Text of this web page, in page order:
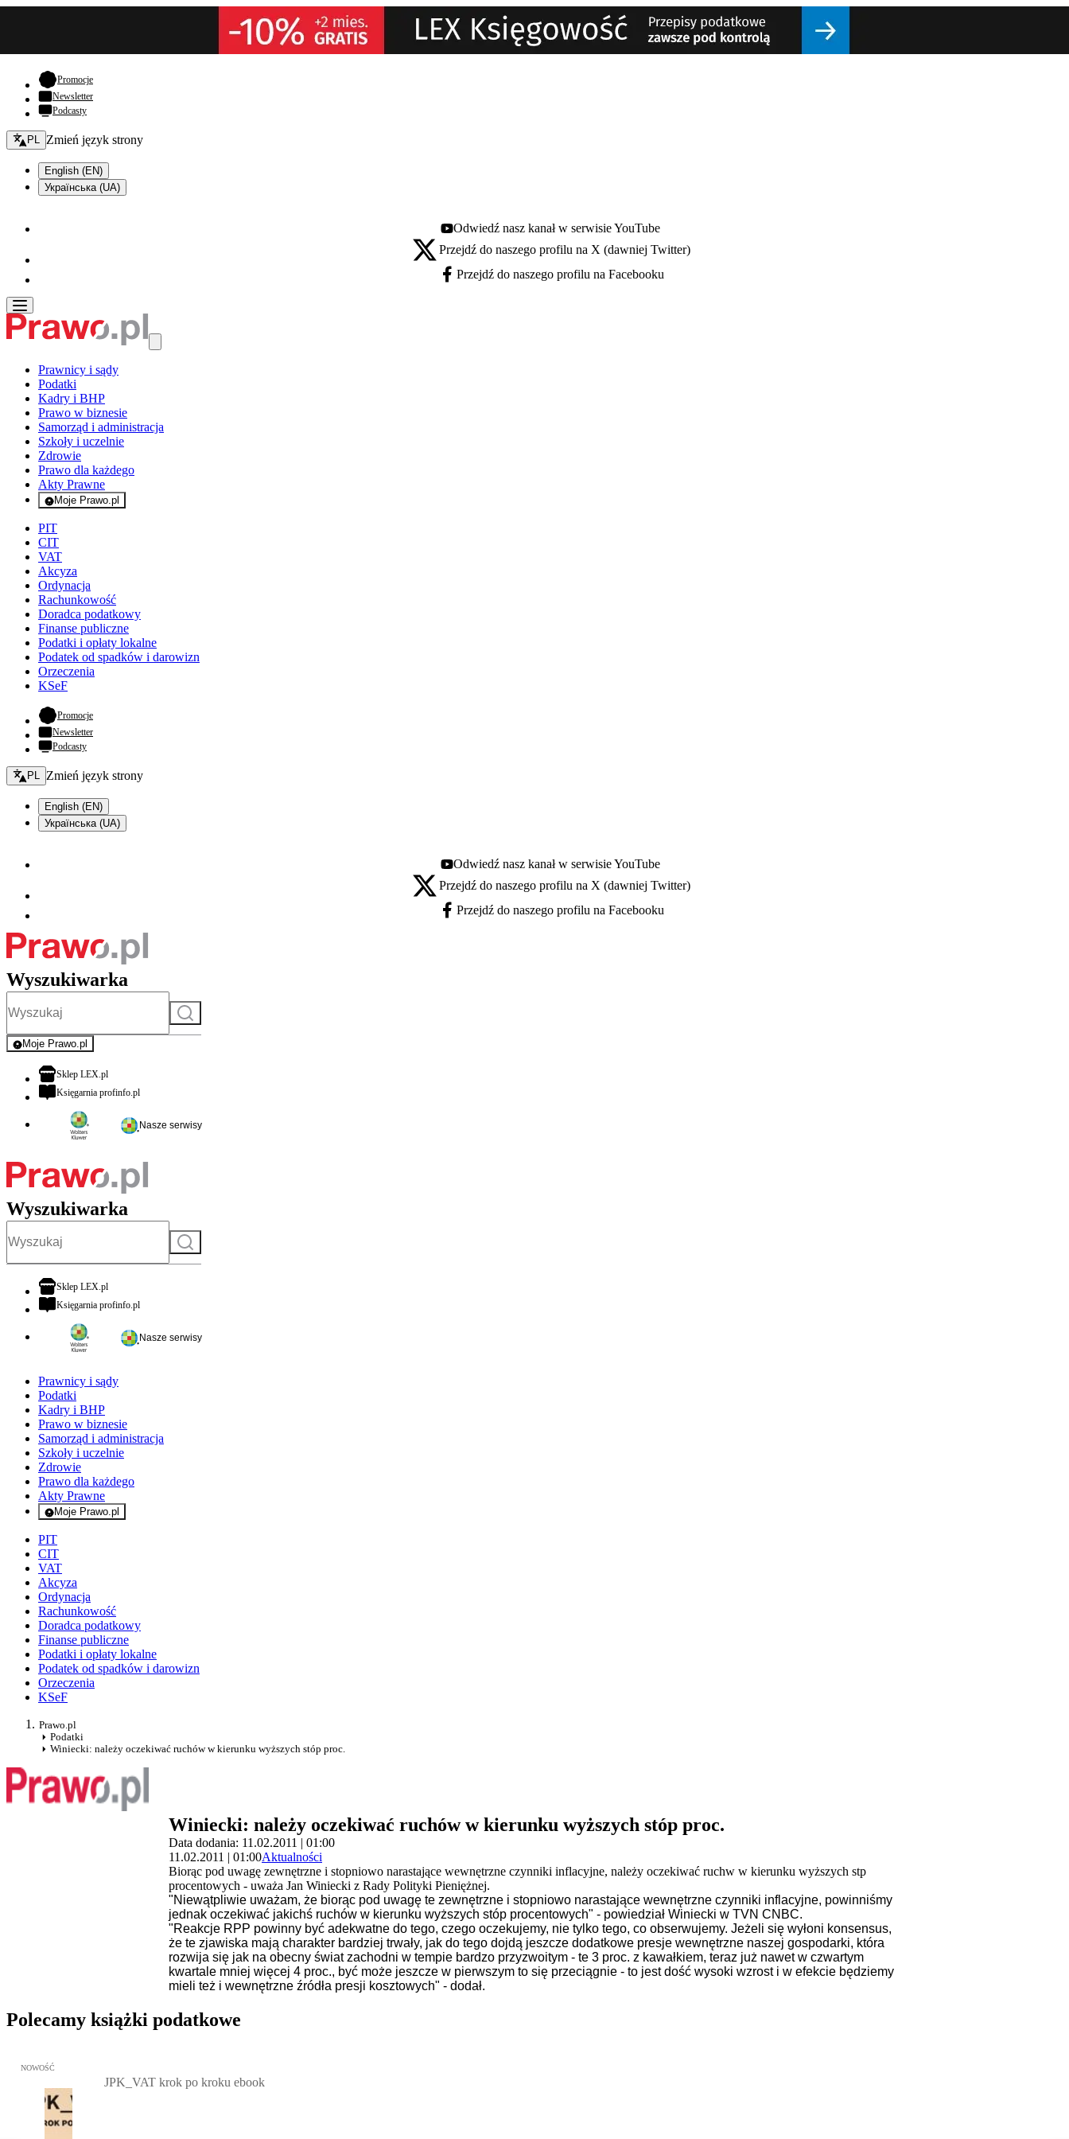
Promocje- otwiera się w nowej karcie
Newsletter
Podcasty
Zmień język - bieżący:
PL Zmień język strony
English (EN)
Українська (UA)
Youtube - otwiera się w nowej karcie
Odwiedź nasz kanał w serwisie YouTube
X - otwiera się w nowej karcie
Przejdź do naszego profilu na X (dawniej Twitter)
Facebook - otwiera się w nowej karcie
Przejdź do naszego profilu na Facebooku
Prawnicy i sądy
Podatki
Kadry i BHP
Prawo w biznesie
Samorząd i administracja
Szkoły i uczelnie
Zdrowie
Prawo dla każdego
Akty Prawne
Moje Prawo.pl
- rejestracja i logowanie do serwisu
PIT
CIT
VAT
Akcyza
Ordynacja
Rachunkowość
Doradca podatkowy
Finanse publiczne
Podatki i opłaty lokalne
Podatek od spadków i darowizn
Orzeczenia
KSeF
Promocje- otwiera się w nowej karcie
Newsletter
Podcasty
Zmień język - bieżący:
PL Zmień język strony
English (EN)
Українська (UA)
Youtube - otwiera się w nowej karcie
Odwiedź nasz kanał w serwisie YouTube
X - otwiera się w nowej karcie
Przejdź do naszego profilu na X (dawniej Twitter)
Facebook - otwiera się w nowej karcie
Przejdź do naszego profilu na Facebooku
Wyszukiwarka
Szukaj
Moje Prawo.pl
- rejestracja i logowanie do serwisu
Sklep LEX.plotwiera się w nowej karcie
Księgarnia profinfo.plotwiera się w nowej karcie
Nasze serwisy
Wyszukiwarka
Szukaj
Sklep LEX.plotwiera się w nowej karcie
Księgarnia profinfo.plotwiera się w nowej karcie
Nasze serwisy
Prawnicy i sądy
Podatki
Kadry i BHP
Prawo w biznesie
Samorząd i administracja
Szkoły i uczelnie
Zdrowie
Prawo dla każdego
Akty Prawne
Moje Prawo.pl
- rejestracja i logowanie do serwisu
PIT
CIT
VAT
Akcyza
Ordynacja
Rachunkowość
Doradca podatkowy
Finanse publiczne
Podatki i opłaty lokalne
Podatek od spadków i darowizn
Orzeczenia
KSeF
Prawo.pl
Podatki
Winiecki: należy oczekiwać ruchów w kierunku wyższych stóp proc.
Winiecki: należy oczekiwać ruchów w kierunku wyższych stóp proc.
Data dodania: 11.02.2011 | 01:00
11.02.2011 | 01:00Aktualności
Biorąc pod uwagę zewnętrzne i stopniowo narastające wewnętrzne czynniki inflacyjne, należy oczekiwać ruchw w kierunku wyższych stp
procentowych - uważa Jan Winiecki z Rady Polityki Pieniężnej.
"Niewątpliwie uważam, że biorąc pod uwagę te zewnętrzne i stopniowo narastające wewnętrzne czynniki inflacyjne, powinniśmy
jednak oczekiwać jakichś ruchów w kierunku wyższych stóp procentowych" - powiedział Winiecki w TVN CNBC.
"Reakcje RPP powinny być adekwatne do tego, czego oczekujemy, nie tylko tego, co obserwujemy. Jeżeli się wyłoni konsensus,
że te zjawiska mają charakter bardziej trwały, jak do tego dojdą jeszcze dodatkowe presje wewnętrzne naszej gospodarki, która
rozwija się jak na obecny świat zachodni w tempie bardzo przyzwoitym - te 3 proc. z kawałkiem, teraz już nawet w czwartym
kwartale mniej więcej 4 proc., być może jeszcze w pierwszym to się przeciągnie - to jest dość wysoki wzrost i w efekcie będziemy
mieli też i wewnętrzne źródła presji kosztowych" - dodał.
Polecamy książki podatkowe
Przejdź do: JPK_VAT krok po kroku ebook, Patrycja Kubiesa - otwiera się w nowym oknie
NOWOŚĆ
JPK_VAT krok po kroku ebook